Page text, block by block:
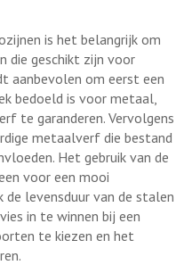
is het belangrijk om
die geschikt zijn voor
aanbevolen om eerst een
bedoeld is voor metaal,
te garanderen. Vervolgens
metaalverf die bestand
Het gebruik van de
voor een mooi
levensduur van de stalen
in te winnen bij een
te kiezen en het